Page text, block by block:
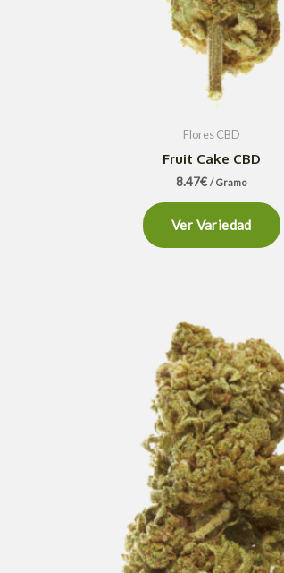
Flores CBD
Fruit Cake CBD
8.47€ / Gramo
Ver Variedad